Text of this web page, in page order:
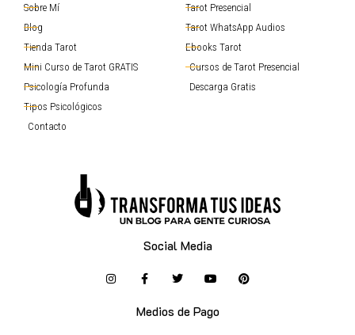
Sobre Mí
Blog
Tienda Tarot
Mini Curso de Tarot GRATIS
Psicología Profunda
Tipos Psicológicos
Contacto
Tarot Presencial
Tarot WhatsApp Audios
Ebooks Tarot
Cursos de Tarot Presencial
Descarga Gratis
Social Media
Medios de Pago